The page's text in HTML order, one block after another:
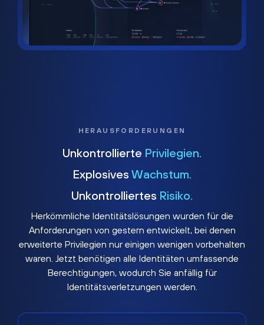
HERAUSFORDERUNGEN
Unkontrollierte Privilegien.
Explosives Wachstum.
Unkontrolliertes Risiko.
Herkömmliche Identitätslösungen wurden für die
Anforderungen von gestern entwickelt, bei denen
erweiterte Privilegien nur einigen wenigen vorbehalten
waren. Jetzt benötigen alle Identitäten umfassende
Berechtigungen, wodurch Sie anfällig für
Identitätsverletzungen werden.